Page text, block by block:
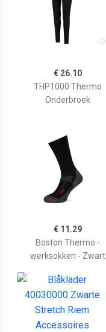
€ 26.10
THP1000 Thermo
Onderbroek
€ 11.29
Boston Thermo -
werksokken - Zwart